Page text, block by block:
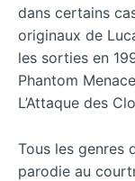
dans certains
originaux de
les sorties en
Phantom
L’Attaque des
Tous les genres
parodie au